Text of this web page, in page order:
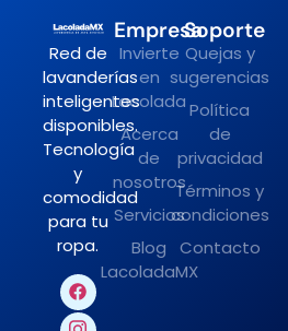
Red de
lavanderías
inteligentes
disponibles.
Tecnología
y
comodidad
para tu
ropa.
Empresa
Invierte
en
Lacolada
Acerca
de
nosotros
Servicios
Blog
LacoladaMX
Soporte
Quejas y
sugerencias
Política
de
privacidad
Términos y
condiciones
Contacto